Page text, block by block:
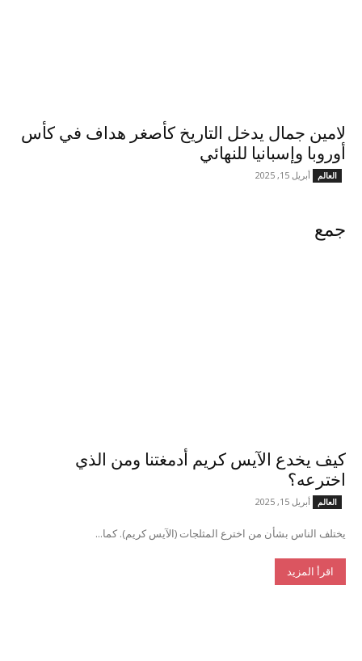
لامين جمال يدخل التاريخ كأصغر هداف في كأس
أوروبا وإسبانيا للنهائي
العالم أبريل 15, 2025
جمع
كيف يخدع الآيس كريم أدمغتنا ومن الذي
اخترعه؟
العالم أبريل 15, 2025
يختلف الناس بشأن من اخترع المثلجات (الآيس كريم). كما...
اقرأ المزيد